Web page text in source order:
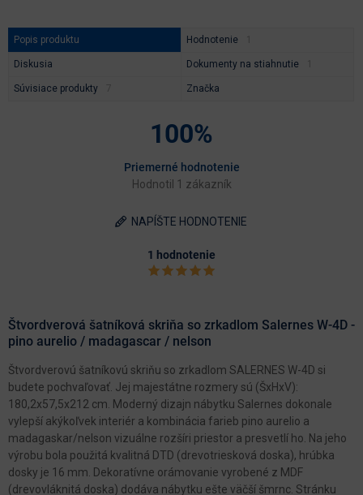
Popis produktu Hodnotenie
Diskusia Dokumenty na stiahnutie
Súvisiace produkty Značka
100%
Priemerné hodnotenie
Hodnotil 1 zákazník
NAPÍŠTE HODNOTENIE
1 hodnotenie
Štvordverová šatníková skriňa so zrkadlom Salernes W-4D -
pino aurelio / madagascar / nelson
Štvordverovú šatníkovú skriňu so zrkadlom SALERNES W-4D si
budete pochvaľovať. Jej majestátne rozmery sú (ŠxHxV):
180,2x57,5x212 cm. Moderný dizajn nábytku Salernes dokonale
vylepší akýkoľvek interiér a kombinácia farieb pino aurelio a
madagaskar/nelson vizuálne rozšíri priestor a presvetlí ho. Na jeho
výrobu bola použitá kvalitná DTD (drevotriesková doska), hrúbka
dosky je 16 mm. Dekoratívne orámovanie vyrobené z MDF
(drevovláknitá doska) dodáva nábytku ešte väčší šmrnc. Stránku